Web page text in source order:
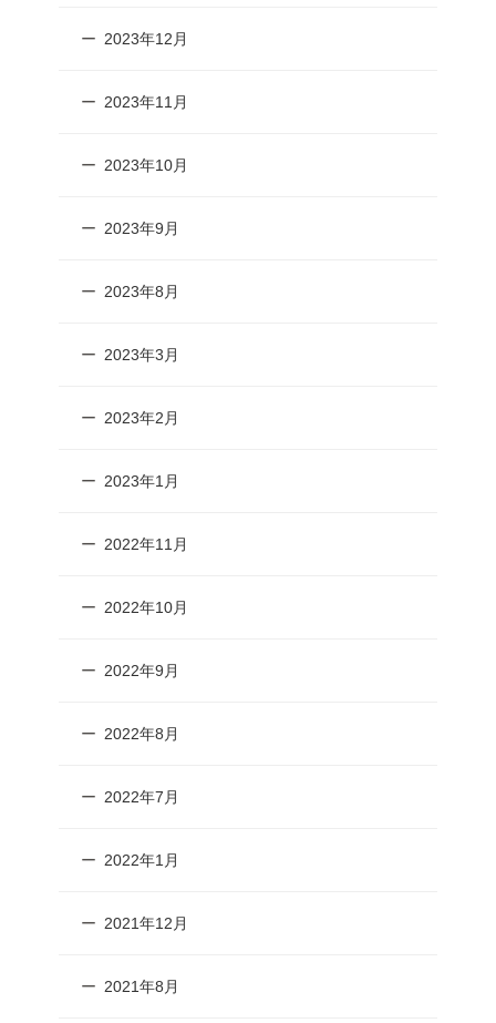
2023年12月
2023年11月
2023年10月
2023年9月
2023年8月
2023年3月
2023年2月
2023年1月
2022年11月
2022年10月
2022年9月
2022年8月
2022年7月
2022年1月
2021年12月
2021年8月